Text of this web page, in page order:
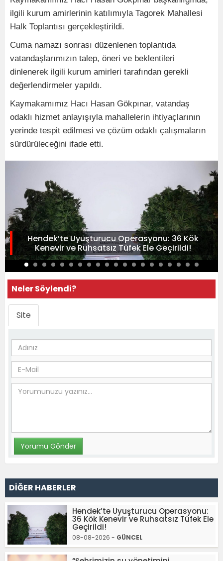
ilgili kurum amirlerinin katılımıyla Tagorek Mahallesi
Halk Toplantısı gerçekleştirildi.
Cuma namazı sonrası düzenlenen toplantıda
vatandaşlarımızın talep, öneri ve beklentileri
dinlenerek ilgili kurum amirleri tarafından gerekli
değerlendirmeler yapıldı.
Kaymakamımız Hacı Hasan Gökpınar, vatandaş
odaklı hizmet anlayışıyla mahallelerin ihtiyaçlarının
yerinde tespit edilmesi ve çözüm odaklı çalışmaların
sürdürüleceğini ifade etti.
Hendek’te Uyuşturucu Operasyonu: 36 Kök
Kenevir ve Ruhsatsız Tüfek Ele Geçirildi!
Neler Söylendi?
Site
DİĞER HABERLER
Hendek’te Uyuşturucu Operasyonu:
36 Kök Kenevir ve Ruhsatsız Tüfek Ele
Geçirildi!
08-08-2026 - GÜNCEL